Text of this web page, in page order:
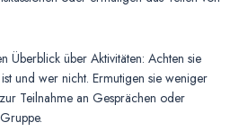
Überblick über Aktivitäten: Achten sie
und wer nicht. Ermutigen sie weniger
Teilnahme an Gesprächen oder